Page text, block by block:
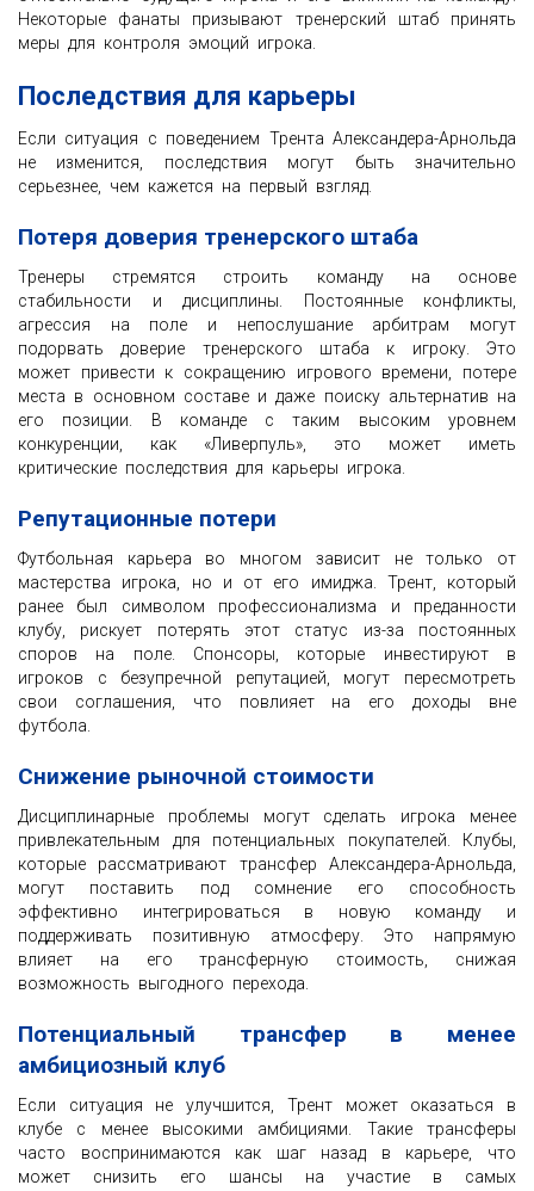
Некоторые фанаты призывают тренерский штаб принять
меры для контроля эмоций игрока.
Последствия для карьеры
Если ситуация с поведением Трента Александера-Арнольда
не изменится, последствия могут быть значительно
серьезнее, чем кажется на первый взгляд.
Потеря доверия тренерского штаба
Тренеры стремятся строить команду на основе
стабильности и дисциплины. Постоянные конфликты,
агрессия на поле и непослушание арбитрам могут
подорвать доверие тренерского штаба к игроку. Это
может привести к сокращению игрового времени, потере
места в основном составе и даже поиску альтернатив на
его позиции. В команде с таким высоким уровнем
конкуренции, как «Ливерпуль», это может иметь
критические последствия для карьеры игрока.
Репутационные потери
Футбольная карьера во многом зависит не только от
мастерства игрока, но и от его имиджа. Трент, который
ранее был символом профессионализма и преданности
клубу, рискует потерять этот статус из-за постоянных
споров на поле. Спонсоры, которые инвестируют в
игроков с безупречной репутацией, могут пересмотреть
свои соглашения, что повлияет на его доходы вне
футбола.
Снижение рыночной стоимости
Дисциплинарные проблемы могут сделать игрока менее
привлекательным для потенциальных покупателей. Клубы,
которые рассматривают трансфер Александера-Арнольда,
могут поставить под сомнение его способность
эффективно интегрироваться в новую команду и
поддерживать позитивную атмосферу. Это напрямую
влияет на его трансферную стоимость, снижая
возможность выгодного перехода.
Потенциальный трансфер в менее
амбициозный клуб
Если ситуация не улучшится, Трент может оказаться в
клубе с менее высокими амбициями. Такие трансферы
часто воспринимаются как шаг назад в карьере, что
может снизить его шансы на участие в самых